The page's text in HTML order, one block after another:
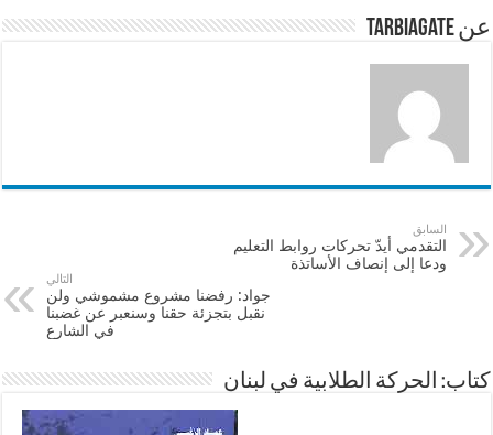
o
k
p
عن tarbiagate
السابق
التقدمي أيدّ تحركات روابط التعليم
ودعا إلى إنصاف الأساتذة
التالي
جواد: رفضنا مشروع مشموشي ولن
نقبل بتجزئة حقنا وسنعبر عن غضبنا
في الشارع
كتاب: الحركة الطلابية في لبنان